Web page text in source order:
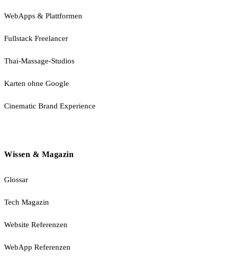
WebApps & Plattformen
Fullstack Freelancer
Thai-Massage-Studios
Karten ohne Google
Cinematic Brand Experience
Wissen & Magazin
Glossar
Tech Magazin
Website Referenzen
WebApp Referenzen